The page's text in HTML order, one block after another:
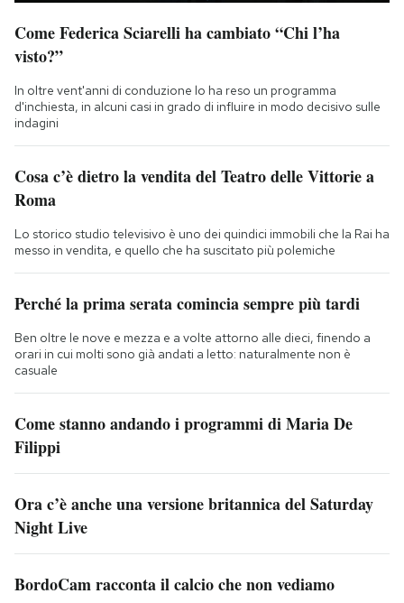
Come Federica Sciarelli ha cambiato “Chi l’ha
visto?”
In oltre vent'anni di conduzione lo ha reso un programma
d'inchiesta, in alcuni casi in grado di influire in modo decisivo sulle
indagini
Cosa c’è dietro la vendita del Teatro delle Vittorie a
Roma
Lo storico studio televisivo è uno dei quindici immobili che la Rai ha
messo in vendita, e quello che ha suscitato più polemiche
Perché la prima serata comincia sempre più tardi
Ben oltre le nove e mezza e a volte attorno alle dieci, finendo a
orari in cui molti sono già andati a letto: naturalmente non è
casuale
Come stanno andando i programmi di Maria De
Filippi
Ora c’è anche una versione britannica del Saturday
Night Live
BordoCam racconta il calcio che non vediamo